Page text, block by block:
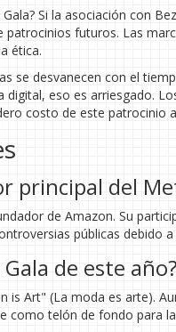
Si la asociación con
futuros. Las
ética.
se desvanecen con el
digital, eso es arriesgado.
costo de este patrocinio
principal del
de Amazon. Su
públicas debido
de este año?
is Art" (La moda es arte).
como telón de fondo para